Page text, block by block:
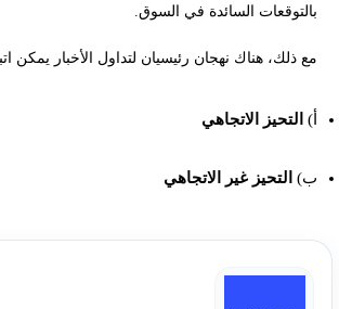
تحتاج لاستشارة لمعرفة كيفية تداول الأخبار في سوق
بالتوقعات السائدة في السوق.
مع ذلك، هناك نهجان رئيسيان لتداول الأخبار يمكن
أ) التحيز الاتجاهي
ب) التحيز غير الاتجاهي